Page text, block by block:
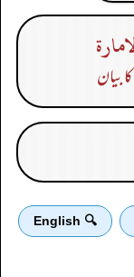
بیان
🔍 English